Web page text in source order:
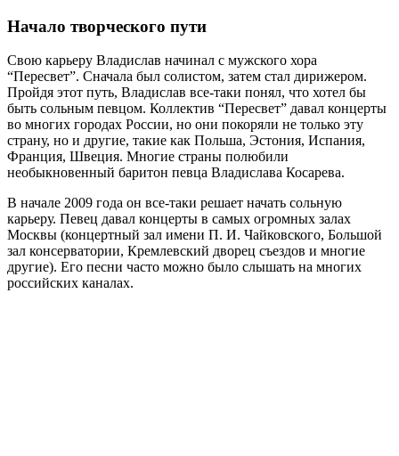
Начало творческого пути
Свою карьеру Владислав начинал с мужского хора
“Пересвет”. Сначала был солистом, затем стал дирижером.
Пройдя этот путь, Владислав все-таки понял, что хотел бы
быть сольным певцом. Коллектив “Пересвет” давал концерты
во многих городах России, но они покоряли не только эту
страну, но и другие, такие как Польша, Эстония, Испания,
Франция, Швеция. Многие страны полюбили
необыкновенный баритон певца Владислава Косарева.
В начале 2009 года он все-таки решает начать сольную
карьеру. Певец давал концерты в самых огромных залах
Москвы (концертный зал имени П. И. Чайковского, Большой
зал консерватории, Кремлевский дворец съездов и многие
другие). Его песни часто можно было слышать на многих
российских каналах.